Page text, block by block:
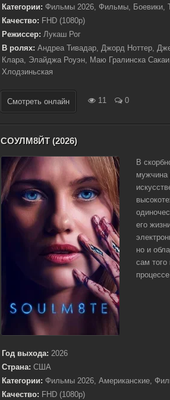
Категории: Фильмы 2026, Фильмы, Боевики,
Качество: FHD (1080p)
Режиссер: Лукаш Рог
В ролях: Андреа Тивадар, Джорд Ноттер,
Клара, Элайджа Роуэн, Маю Гралинска
Хлодзиньская
Смотреть онлайн 11 0
СОУЛМ8ЙТ (2026)
В
мужчина
его
но и
сам того
Год выхода: 2026
Страна: США
Категории: Фильмы 2026, Американские,
Качество: FHD (1080p)